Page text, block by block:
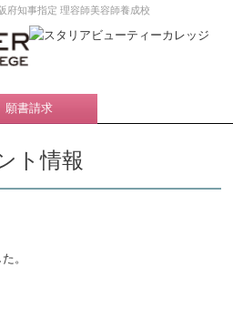
府知事指定 理容師美容師養成校
願書請求
ト情報
。